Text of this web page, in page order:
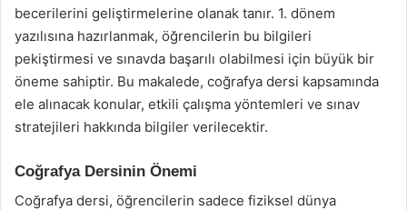
becerilerini geliştirmelerine olanak tanır. 1. dönem
yazılısına hazırlanmak, öğrencilerin bu bilgileri
pekiştirmesi ve sınavda başarılı olabilmesi için büyük bir
öneme sahiptir. Bu makalede, coğrafya dersi kapsamında
ele alınacak konular, etkili çalışma yöntemleri ve sınav
stratejileri hakkında bilgiler verilecektir.
Coğrafya Dersinin Önemi
Coğrafya dersi, öğrencilerin sadece fiziksel dünya